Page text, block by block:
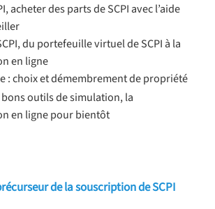
de la souscription de SCPI
acheter des parts de SCPI avec l’aide
du portefeuille virtuel de SCPI à la
en ligne
: choix et démembrement de propriété
bons outils de simulation, la
en ligne pour bientôt